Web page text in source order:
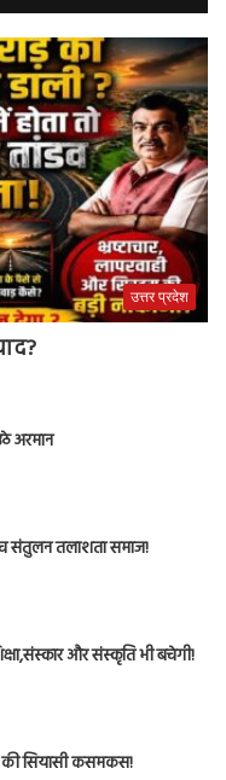
उत्तर प्रदेश
अरमान
संतुलन तलाशता समाज!
और संस्कृति भी बचेगी!
सियासी कसमकस!